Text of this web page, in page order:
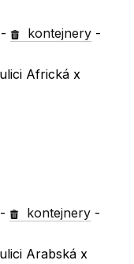
- kontejnery -
Africká x
- kontejnery -
Arabská x